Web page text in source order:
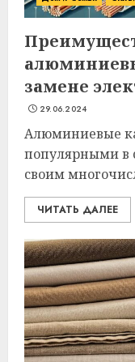
замене
29.06.2024
Алюминиевые
популярными в
своим
ЧИТАТЬ ДАЛЕЕ